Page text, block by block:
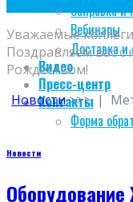
Заправка и
Вебинары
Доставка и
Видео
Пресс-центр
Контакты
Форма
Уважаемые
Поздравляем вас
Рождеством!
Новости>>> |
Новости